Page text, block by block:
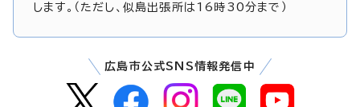
します。（ただし、似島出張所は16時30分まで）
広島市公式SNS情報発信中